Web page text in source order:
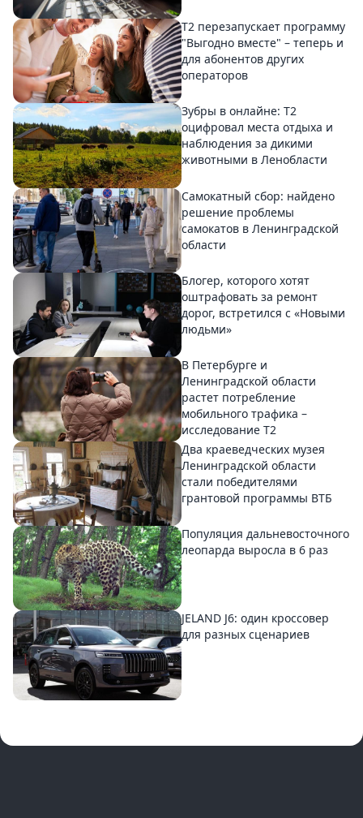
Т2 перезапускает программу
"Выгодно вместе" – теперь и
для абонентов других
операторов
Зубры в онлайне: Т2
оцифровал места отдыха и
наблюдения за дикими
животными в Ленобласти
Самокатный сбор: найдено
решение проблемы
самокатов в Ленинградской
области
Блогер, которого хотят
оштрафовать за ремонт
дорог, встретился с «Новыми
людьми»
В Петербурге и
Ленинградской области
растет потребление
мобильного трафика –
исследование T2
Два краеведческих музея
Ленинградской области
стали победителями
грантовой программы ВТБ
Популяция дальневосточного
леопарда выросла в 6 раз
JELAND J6: один кроссовер
для разных сценариев